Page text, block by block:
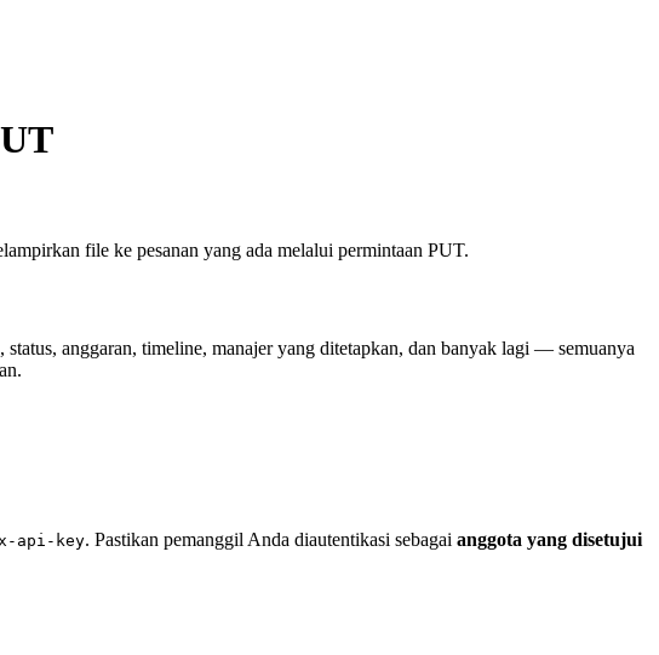
file ke pesanan yang ada melalui permintaan PUT.
anggaran, timeline, manajer yang ditetapkan, dan banyak lagi — semuanya
api-key. Pastikan pemanggil Anda diautentikasi sebagai anggota yang disetujui